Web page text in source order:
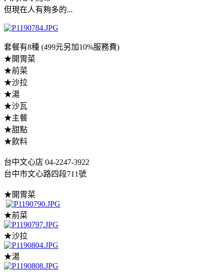
但現在人有夠多的...
套餐有8種 (499元另加10%服務費)
★開胃菜
★前菜
★沙拉
★湯
★沙瓦
★主餐
★甜點
★飲料
台中文心店 04-2247-3922
台中市文心路四段711號
★開胃菜
★前菜
★沙拉
★湯